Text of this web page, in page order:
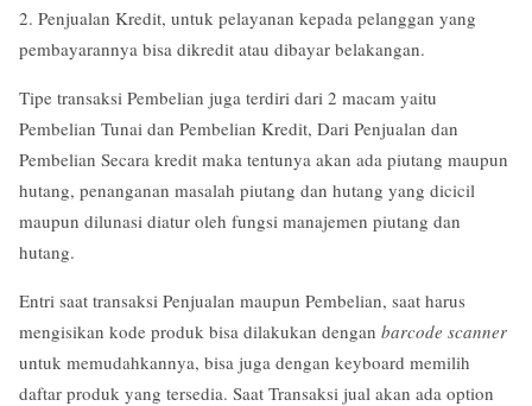
2. Penjualan Kredit, untuk pelayanan kepada pelanggan yang
pembayarannya bisa dikredit atau dibayar belakangan.
Tipe transaksi Pembelian juga terdiri dari 2 macam yaitu
Pembelian Tunai dan Pembelian Kredit, Dari Penjualan dan
Pembelian Secara kredit maka tentunya akan ada piutang maupun
hutang, penanganan masalah piutang dan hutang yang dicicil
maupun dilunasi diatur oleh fungsi manajemen piutang dan
hutang.
Entri saat transaksi Penjualan maupun Pembelian, saat harus
mengisikan kode produk bisa dilakukan dengan barcode scanner
untuk memudahkannya, bisa juga dengan keyboard memilih
daftar produk yang tersedia. Saat Transaksi jual akan ada option